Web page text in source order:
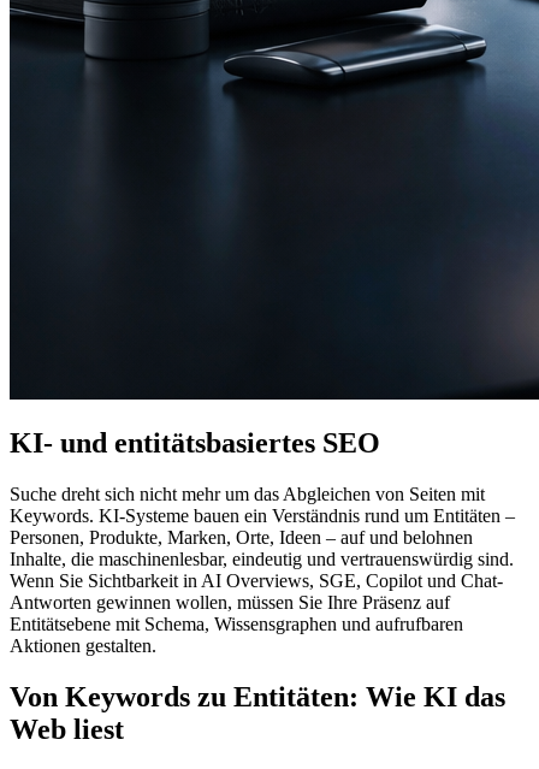
KI- und entitätsbasiertes SEO
Suche dreht sich nicht mehr um das Abgleichen von Seiten mit
Keywords. KI-Systeme bauen ein Verständnis rund um Entitäten –
Personen, Produkte, Marken, Orte, Ideen – auf und belohnen
Inhalte, die maschinenlesbar, eindeutig und vertrauenswürdig sind.
Wenn Sie Sichtbarkeit in AI Overviews, SGE, Copilot und Chat-
Antworten gewinnen wollen, müssen Sie Ihre Präsenz auf
Entitätsebene mit Schema, Wissensgraphen und aufrufbaren
Aktionen gestalten.
Von Keywords zu Entitäten: Wie KI das
Web liest